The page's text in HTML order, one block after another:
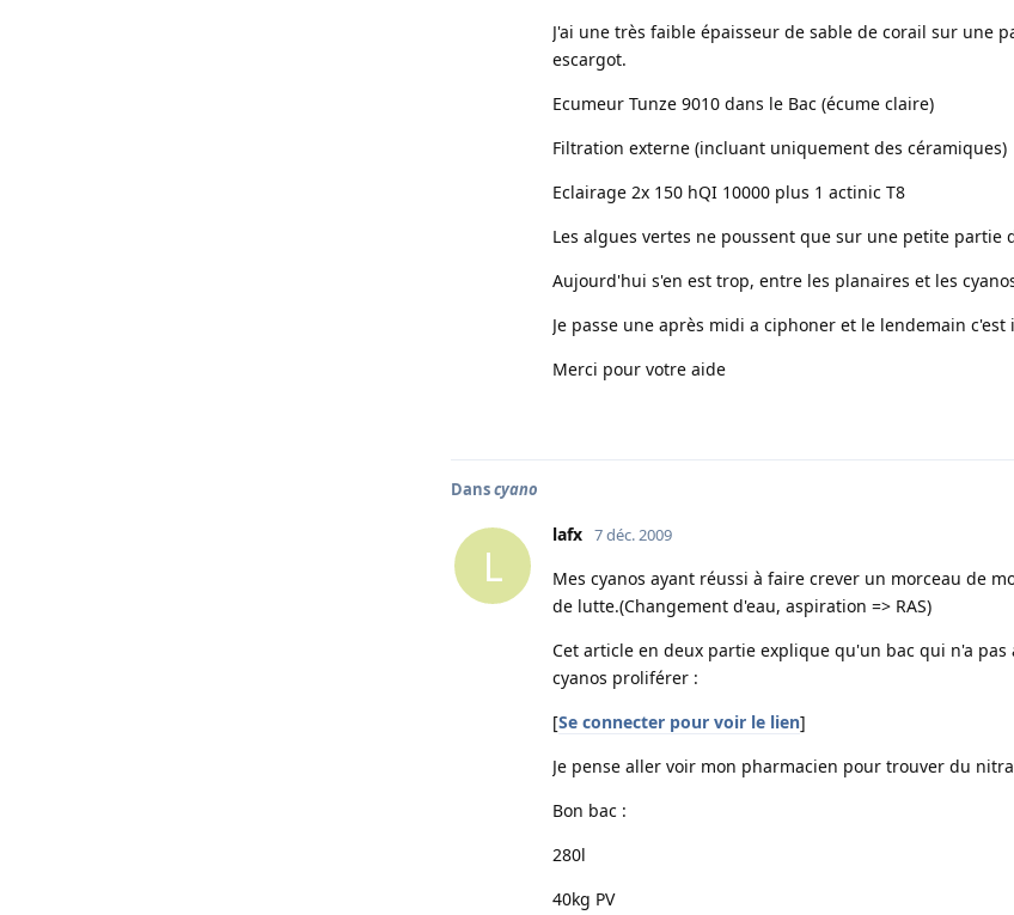
J'ai une très faible épaisseur de sable de corail sur une
escargot.
Ecumeur Tunze 9010 dans le Bac (écume claire)
Filtration externe (incluant uniquement des céramiques)
Eclairage 2x 150 hQI 10000 plus 1 actinic T8
Les algues vertes ne poussent que sur une petite partie
Aujourd'hui s'en est trop, entre les planaires et les
Je passe une après midi a ciphoner et le lendemain c'est
Merci pour votre aide
Danscyano
L
lafx 7 déc. 2009
Mes cyanos ayant réussi à faire crever un morceau de
de lutte.(Changement d'eau, aspiration => RAS)
Cet article en deux partie explique qu'un bac qui n'a
cyanos proliférer :
[Se connecter pour voir le lien]
Je pense aller voir mon pharmacien pour trouver du
Bon bac :
280l
40kg PV